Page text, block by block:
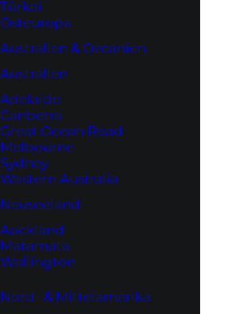
Türkei
Osteuropa
Australien & Ozeanien
Australien
Adelaide
Canberra
Great Ocean Road
Melbourne
Sydney
Western Australia
Neuseeland
Auckland
Matamata
Wellington
Nord- & Mittelamerika